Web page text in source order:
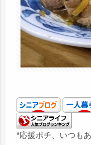
*応援ポチ、いつも